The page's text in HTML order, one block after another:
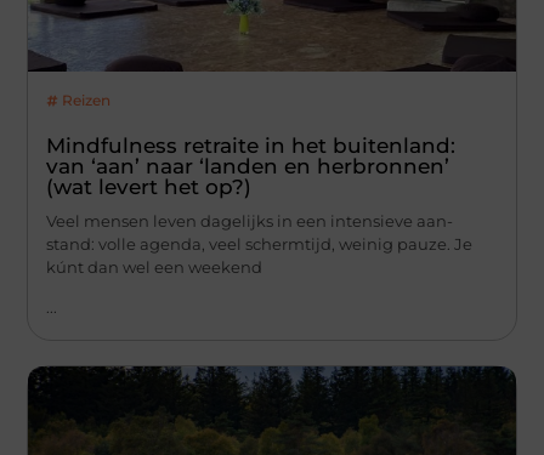
Reizen
Mindfulness retraite in het buitenland:
van ‘aan’ naar ‘landen en herbronnen’
(wat levert het op?)
Veel mensen leven dagelijks in een intensieve aan-
stand: volle agenda, veel schermtijd, weinig pauze. Je
kúnt dan wel een weekend
...